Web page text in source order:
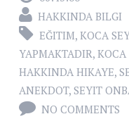
HAKKINDA BILGI
EĞITIM, KOCA
YAPMAKTADIR,
HAKKINDA HIKAYE,
ANEKDOT, SEYIT
NO COMMENTS